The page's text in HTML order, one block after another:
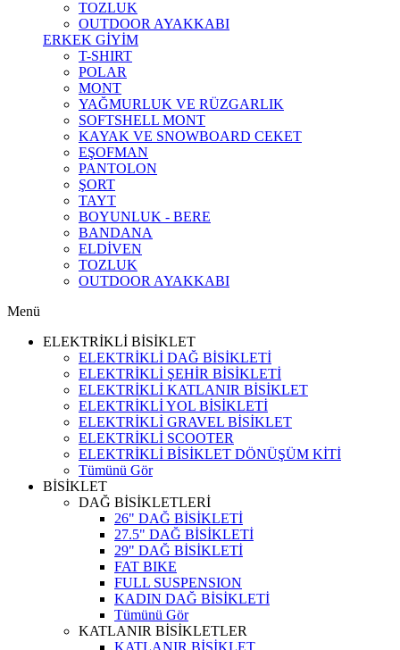
TOZLUK
OUTDOOR AYAKKABI
ERKEK GİYİM
T-SHIRT
POLAR
MONT
YAĞMURLUK VE RÜZGARLIK
SOFTSHELL MONT
KAYAK VE SNOWBOARD CEKET
EŞOFMAN
PANTOLON
ŞORT
TAYT
BOYUNLUK - BERE
BANDANA
ELDİVEN
TOZLUK
OUTDOOR AYAKKABI
Menü
ELEKTRİKLİ BİSİKLET
ELEKTRİKLİ DAĞ BİSİKLETİ
ELEKTRİKLİ ŞEHİR BİSİKLETİ
ELEKTRİKLİ KATLANIR BİSİKLET
ELEKTRİKLİ YOL BİSİKLETİ
ELEKTRİKLİ GRAVEL BİSİKLET
ELEKTRİKLİ SCOOTER
ELEKTRİKLİ BİSİKLET DÖNÜŞÜM KİTİ
Tümünü Gör
BİSİKLET
DAĞ BİSİKLETLERİ
26" DAĞ BİSİKLETİ
27.5" DAĞ BİSİKLETİ
29" DAĞ BİSİKLETİ
FAT BIKE
FULL SUSPENSION
KADIN DAĞ BİSİKLETİ
Tümünü Gör
KATLANIR BİSİKLETLER
KATLANIR BİSİKLET